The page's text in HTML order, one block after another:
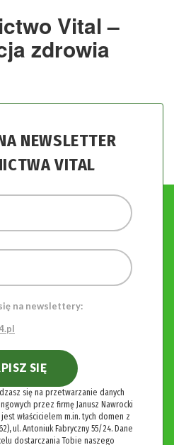
Vital –
zdrowia
NEWSLETTER
VITAL
na newslettery:
SIĘ
się na przetwarzanie danych
przez firmę Janusz Nawrocki
właścicielem m.in. tych domen z
ul. Antoniuk Fabryczny 55/24. Dane
dostarczania Tobie naszego